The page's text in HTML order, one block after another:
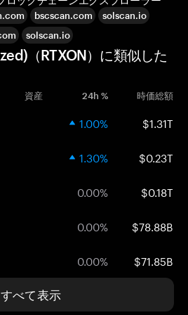
bscscan.com
solscan.io
solscan.io
（RTXON）に類似した
資産 24h % 時価総額
1.00% $1.31T
1.30% $0.23T
0.00% $0.18T
0.00% $78.88B
0.00% $71.85B
すべて表示